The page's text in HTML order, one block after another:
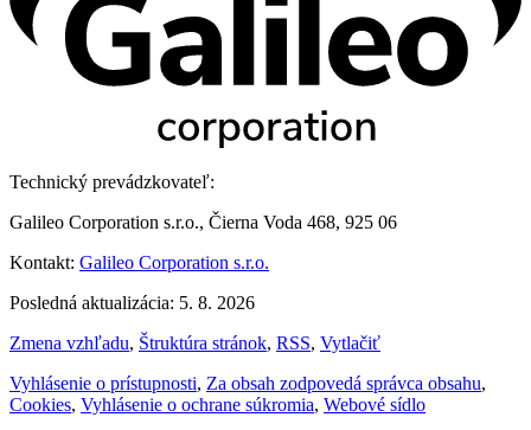
Technický prevádzkovateľ:
Galileo Corporation s.r.o., Čierna Voda 468, 925 06
Kontakt: Galileo Corporation s.r.o.
Posledná aktualizácia: 5. 8. 2026
Zmena vzhľadu, Štruktúra stránok, RSS, Vytlačiť
Vyhlásenie o prístupnosti, Za obsah zodpovedá správca obsahu,
Cookies, Vyhlásenie o ochrane súkromia, Webové sídlo